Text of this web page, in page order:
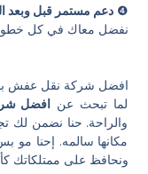
❹دعم مستمر قبل وبعد
نفضل معاك في كل خطوة،
افضل شركة نقل عفش
لما تبحث عنافضل
والراحة. حنا نضمن لك
مكانها سالمه. إحنا مو
ونحافظ على ممتلكاتك كأنها